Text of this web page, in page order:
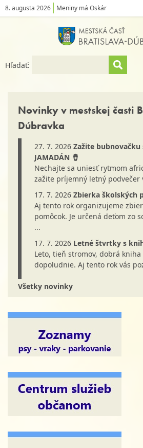
8. augusta 2026 Meniny má Oskár
Hľadať:
Novinky v mestskej časti
Dúbravka
27. 7. 2026 Zažite bubnovačku
JAMADÁN 🪘
Nechajte sa uniesť rytmom
zažite príjemný letný podvečer
17. 7. 2026 Zbierka školských
Aj tento rok organizujeme
pomôcok. Je určená deťom zo
...
17. 7. 2026 Letné štvrtky s
Leto, tieň stromov, dobrá
dopoludnie. Aj tento rok vás
Všetky novinky